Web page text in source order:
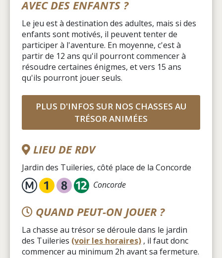
AVEC DES ENFANTS ?
Le jeu est à destination des adultes, mais si des
enfants sont motivés, il peuvent tenter de
participer à l'aventure. En moyenne, c'est à
partir de 12 ans qu'il pourront commencer à
résoudre certaines énigmes, et vers 15 ans
qu'ils pourront jouer seuls.
PLUS D'INFOS SUR NOS CHASSES AU
TRÉSOR ANIMÉES
LIEU DE RDV
Jardin des Tuileries, côté place de la Concorde
Concorde
QUAND PEUT-ON JOUER ?
La chasse au trésor se déroule dans le jardin
des Tuileries (voir les horaires) , il faut donc
commencer au minimum 2h avant sa fermeture.